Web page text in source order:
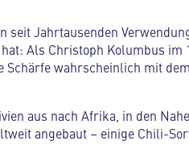
Jahrtausenden
Als Christoph Kolumbus im
Schärfe wahrscheinlich mit
aus nach Afrika, in den
angebaut – einige Chili-